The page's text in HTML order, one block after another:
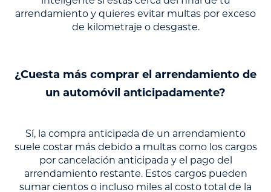
arrendamiento y quieres evitar multas por exceso
de kilometraje o desgaste.
¿Cuesta más comprar el arrendamiento de
un automóvil anticipadamente?
Sí, la compra anticipada de un arrendamiento
suele costar más debido a multas como los cargos
por cancelación anticipada y el pago del
arrendamiento restante. Estos cargos pueden
sumar cientos o incluso miles al costo total de la